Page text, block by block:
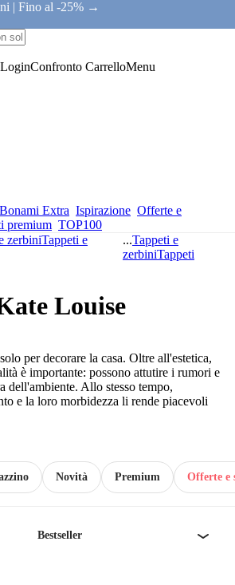
| Fino al -25% →
LoginConfronto CarrelloMenu
Bonami Extra Ispirazione Offerte e
premium TOP100
zerbiniTappeti e
...Tappeti e
zerbiniTappeti
Louise
per decorare la casa. Oltre all'estetica,
è importante: possono attutire i rumori e
dell'ambiente. Allo stesso tempo,
e la loro morbidezza li rende piacevoli
Novità Premium Offerte e
Bestseller